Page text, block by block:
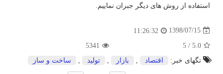
استفاده از روش های دیگر جبران نماییم.
1398/07/15
11:26:32
5.0
/
5
5341
تگهای خبر:
اقتصاد بازار تولید ساخت و ساز